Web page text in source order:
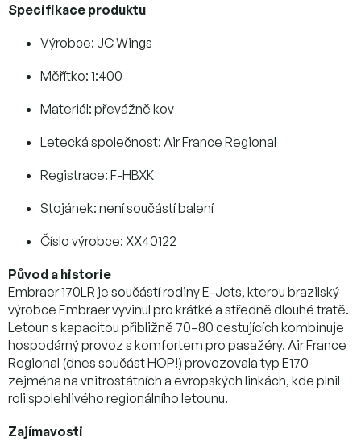
Specifikace produktu
Výrobce: JC Wings
Měřítko: 1:400
Materiál: převážně kov
Letecká společnost: Air France Regional
Registrace: F-HBXK
Stojánek: není součástí balení
Číslo výrobce: XX40122
Původ a historie
Embraer 170LR je součástí rodiny E-Jets, kterou brazilský
výrobce Embraer vyvinul pro krátké a středně dlouhé tratě.
Letoun s kapacitou přibližně 70–80 cestujících kombinuje
hospodárný provoz s komfortem pro pasažéry. Air France
Regional (dnes součást HOP!) provozovala typ E170
zejména na vnitrostátních a evropských linkách, kde plnil
roli spolehlivého regionálního letounu.
Zajímavosti